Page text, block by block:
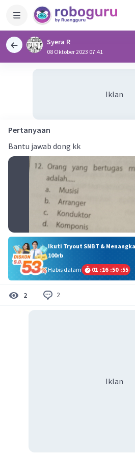
Syera R
08 Oktober 2023 07:41
Iklan
Pertanyaan
Bantu jawab dong kk
Ikuti Tryout SNBT &
100rb
Habis dalam
01 :16 :50 :55
2 2
Iklan